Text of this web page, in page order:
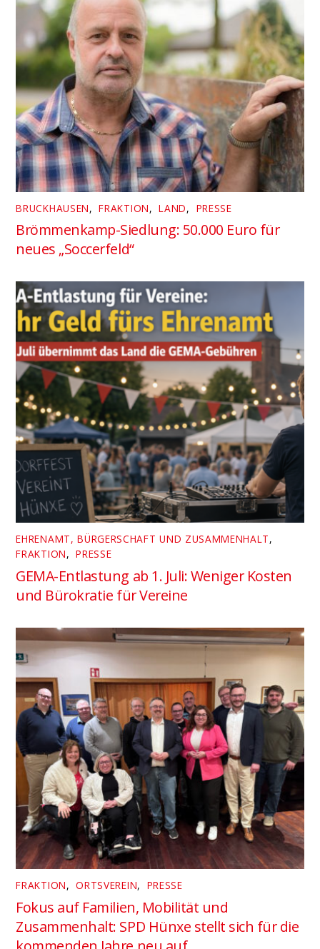
BRUCKHAUSEN, FRAKTION, LAND, PRESSE
Brömmenkamp-Siedlung: 50.000 Euro für
neues „Soccerfeld“
EHRENAMT, BÜRGERSCHAFT UND ZUSAMMENHALT,
FRAKTION, PRESSE
GEMA-Entlastung ab 1. Juli: Weniger Kosten
und Bürokratie für Vereine
FRAKTION, ORTSVEREIN, PRESSE
Fokus auf Familien, Mobilität und
Zusammenhalt: SPD Hünxe stellt sich für die